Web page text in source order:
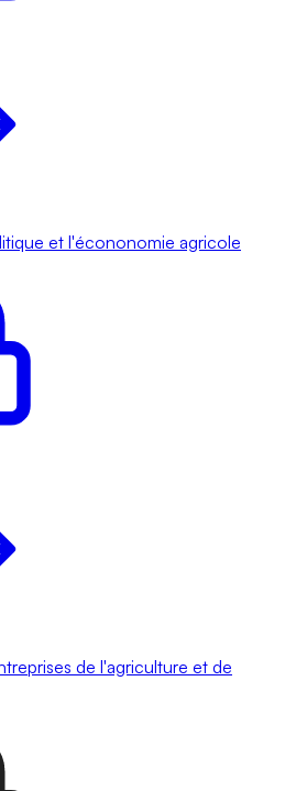
et l'écononomie agricole
de l'agriculture et de